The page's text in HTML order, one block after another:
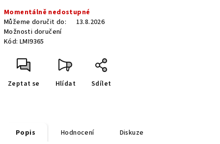
cena:
Momentálně nedostupné
Můžeme doručit do:
13.8.2026
Možnosti doručení
Kód: LMI9365
Zeptat se Hlídat Sdílet
Popis Hodnocení Diskuze